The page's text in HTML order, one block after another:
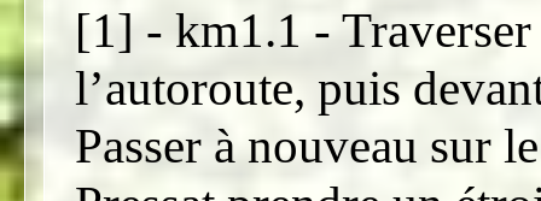
[1] - km1.1 - Traverser
l’autoroute, puis
Passer à nouveau sur